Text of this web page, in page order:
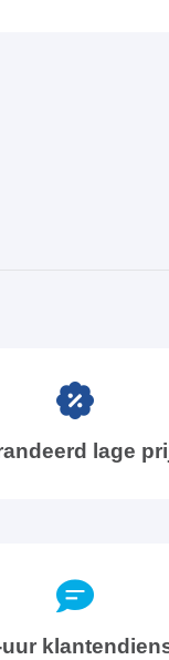
lage
uur